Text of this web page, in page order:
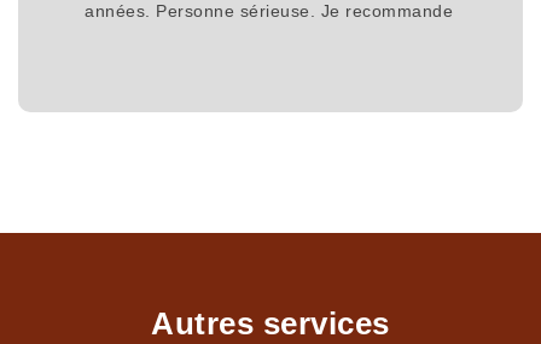
années. Personne sérieuse. Je recommande
Autres services